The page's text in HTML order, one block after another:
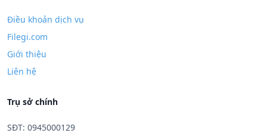
Điều khoản dịch vụ
Filegi.com
Giới thiệu
Liên hệ
Trụ sở chính
SĐT: 0945000129